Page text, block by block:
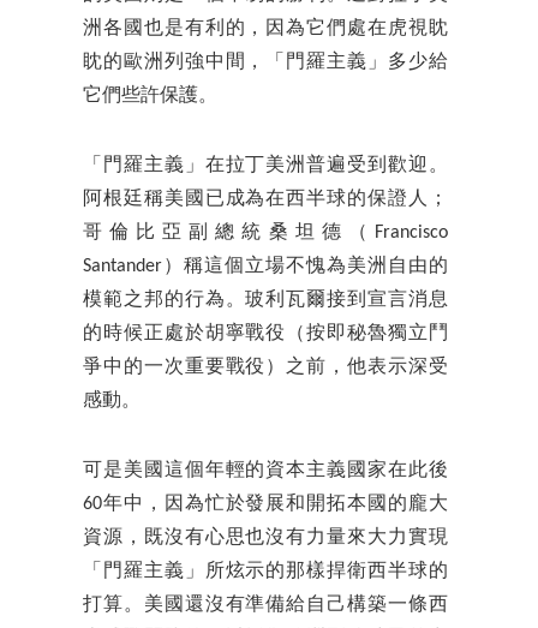
洲各國也是有利的，因為它們處在虎視眈
眈的歐洲列強中間，「門羅主義」多少給
它們些許保護。
「門羅主義」在拉丁美洲普遍受到歡迎。
阿根廷稱美國已成為在西半球的保證人；
哥倫比亞副總統桑坦德（Francisco
Santander）稱這個立場不愧為美洲自由的
模範之邦的行為。玻利瓦爾接到宣言消息
的時候正處於胡寧戰役（按即秘魯獨立鬥
爭中的一次重要戰役）之前，他表示深受
感動。
可是美國這個年輕的資本主義國家在此後
60年中，因為忙於發展和開拓本國的龐大
資源，既沒有心思也沒有力量來大力實現
「門羅主義」所炫示的那樣捍衛西半球的
打算。美國還沒有準備給自己構築一條西